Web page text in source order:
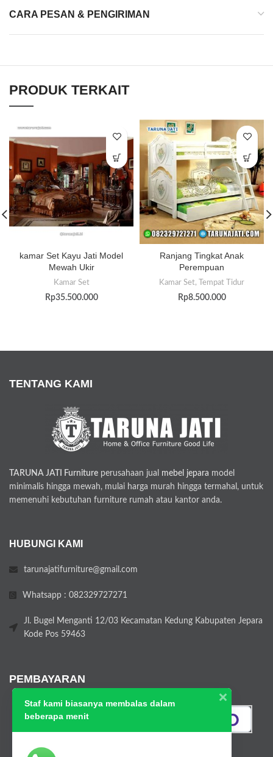
CARA PESAN & PENGIRIMAN
PRODUK TERKAIT
kamar Set Kayu Jati Model
Mewah Ukir
Kamar Set
Rp35.500.000
Ranjang Tingkat Anak
Perempuan
Kamar Set,
Tempat Tidur
Rp8.500.000
TENTANG KAMI
TARUNA JATI Furniture perusahaan jual mebel jepara model
minimalis hingga mewah, mulai harga murah hingga termahal, untuk
memenuhi kebutuhan furniture rumah atau kantor anda.
HUBUNGI KAMI
tarunajatifurniture@gmail.com
Whatsapp : 082329727271
Jl. Bugel Menganti 12/03 Kecamatan Kedung Kabupaten Jepara
Kode Pos 59463
PEMBAYARAN
Staf kami biasanya membalas dalam
beberapa menit